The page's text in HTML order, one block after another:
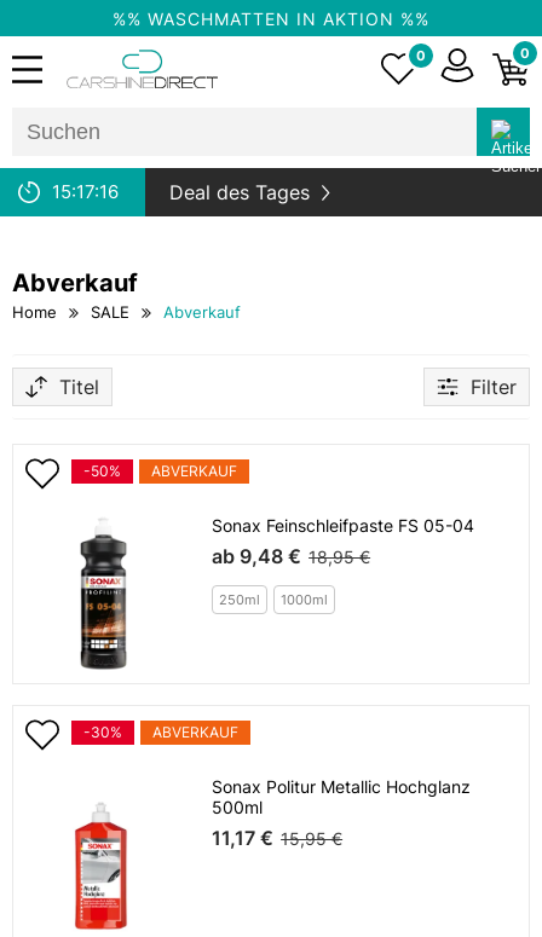
%% WASCHMATTEN IN AKTION %%
0 0
15:17:16 Deal des Tages
Abverkauf
Home SALE Abverkauf
Titel Filter
-50% ABVERKAUF
Sonax Feinschleifpaste FS 05-04
ab 9,48 € 18,95 €
250ml 1000ml
-30% ABVERKAUF
Sonax Politur Metallic Hochglanz
500ml
11,17 € 15,95 €